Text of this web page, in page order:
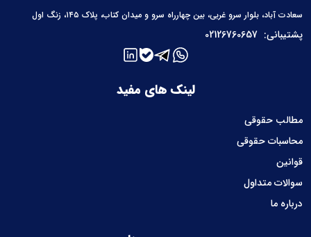
لینک های مفید
مطالب حقوقی
محاسبات حقوقی
قوانین
سوالات متداول
درباره ما
سعادت آباد، بلوار سرو غربی، بین چهارراه سرو و میدان کتاب، پلاک ۱۴۵، زنگ اول
پشتیبانی: 02126760657